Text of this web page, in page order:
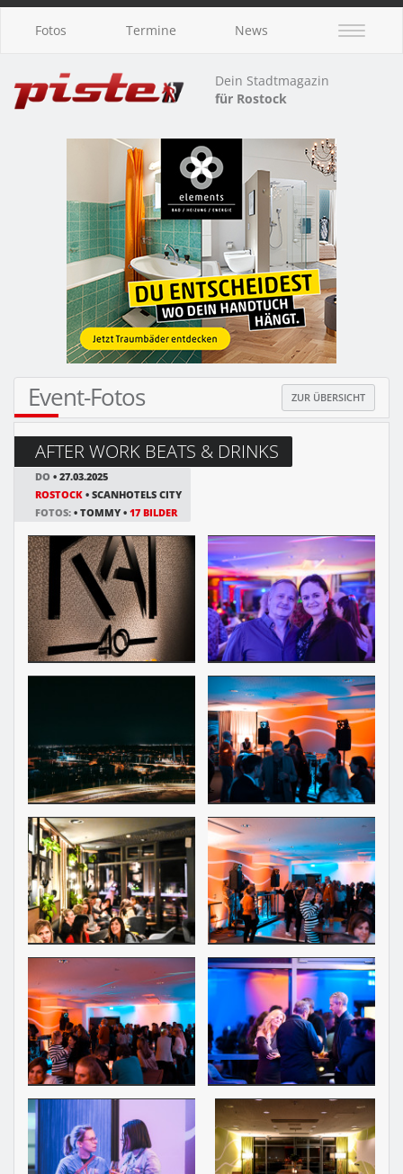
Fotos Termine News
Dein Stadtmagazin
für Rostock
Event-Fotos ZUR ÜBERSICHT
AFTER WORK BEATS & DRINKS
DO • 27.03.2025
ROSTOCK • SCANHOTELS CITY
FOTOS: • TOMMY • 17 BILDER